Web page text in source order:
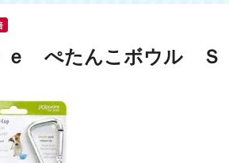
ｅ ぺたんこボウル Ｓ